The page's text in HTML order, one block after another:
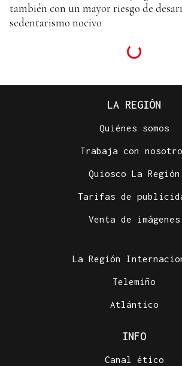
también con un mayor riesgo de
sedentarismo nocivo
LA REGIÓN
Quiénes somos
Trabaja con
Quiosco La Región
Tarifas de
Venta de imágenes
La Región
Telemiño
Atlántico
INFO
Canal ético